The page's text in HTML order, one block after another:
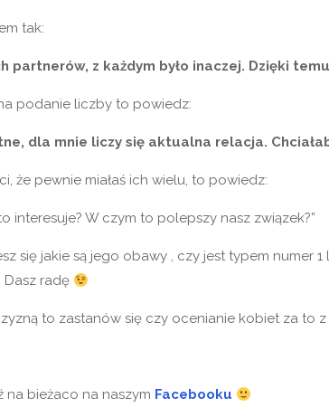
tak:
partnerów, z każdym było inaczej. Dzięki
podanie liczby to powiedz:
dla mnie liczy się aktualna relacja.
że pewnie miałaś ich wielu, to powiedz:
interesuje? W czym to polepszy nasz związek?”
się jakie są jego obawy , czy jest typem numer
Dasz radę
to zastanów się czy ocenianie kobiet za to
na bieżaco na naszym Facebooku